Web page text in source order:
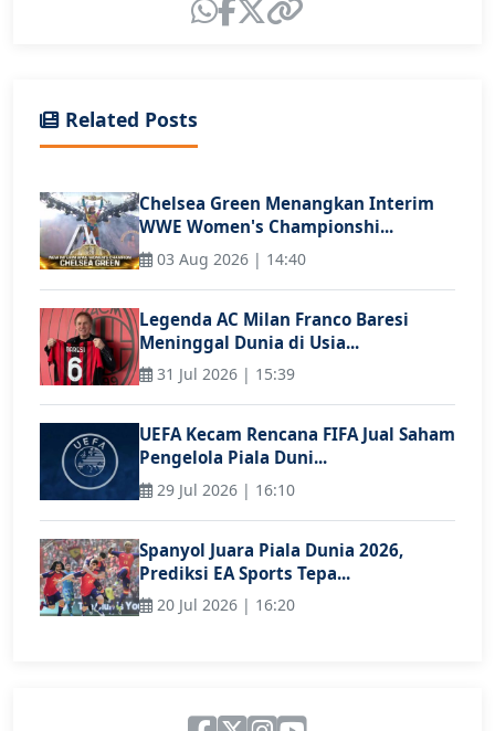
Related Posts
Chelsea Green Menangkan Interim
WWE Women's Championshi...
03 Aug 2026 | 14:40
Legenda AC Milan Franco Baresi
Meninggal Dunia di Usia...
31 Jul 2026 | 15:39
UEFA Kecam Rencana FIFA Jual Saham
Pengelola Piala Duni...
29 Jul 2026 | 16:10
Spanyol Juara Piala Dunia 2026,
Prediksi EA Sports Tepa...
20 Jul 2026 | 16:20